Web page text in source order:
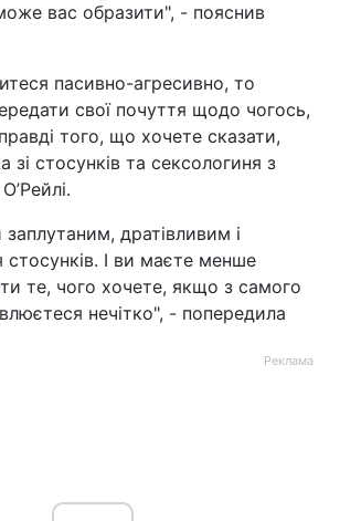
може вас образити", - пояснив
пасивно-агресивно, то
свої почуття щодо чогось,
того, що хочете сказати,
зі стосунків та сексологиня з
дратівливим і
І ви маєте менше
те, чого хочете, якщо з самого
нечітко", - попередила
Реклама